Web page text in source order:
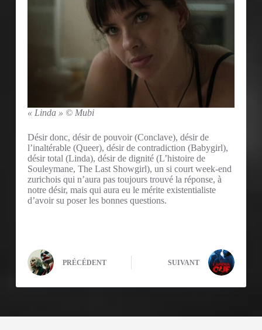
« Linda » © Mubi
Désir donc, désir de pouvoir (Conclave), désir de
l’inaltérable (Queer), désir de contradiction (Babygirl),
désir total (Linda), désir de dignité (L’histoire de
Souleymane, The Last Showgirl), un si court week-end
zurichois qui n’aura pas toujours trouvé la réponse, à
notre désir, mais qui aura eu le mérite existentialiste
d’avoir su poser les bonnes questions.
PRÉCÉDENT SUIVANT